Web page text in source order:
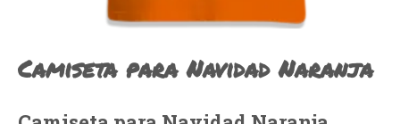
Camiseta para Navidad Naranja